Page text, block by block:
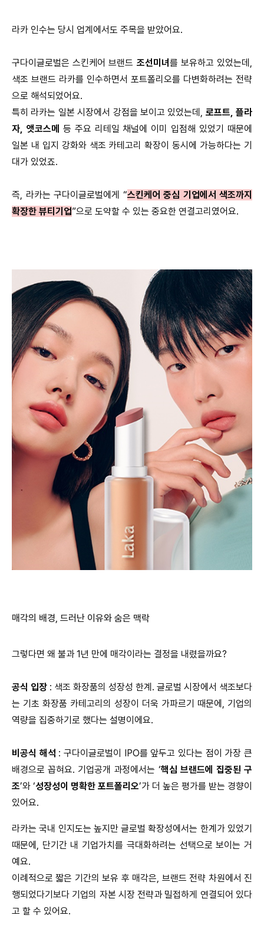
라카 인수는 당시 업계에서도 주목을 받았어요.
구다이글로벌은 스킨케어 브랜드 조선미녀 를 보유하고 있었는데,
색조 브랜드 라카를 인수하면서 포트폴리오를 다변화하려는 전략
으로 해석되었어요.
특히 라카는 일본 시장에서 강점을 보이고 있었는데, 로프트, 플라
자, 앳코스메 등 주요 리테일 채널에 이미 입점해 있었기 때문에
일본 내 입지 강화와 색조 카테고리 확장이 동시에 가능하다는 기
대가 있었죠.
즉, 라카는 구다이글로벌에게 “스킨케어 중심 기업에서 색조까지
확장한 뷰티기업”으로 도약할 수 있는 중요한 연결고리였어요.
매각의 배경, 드러난 이유와 숨은 맥락
그렇다면 왜 불과 1년 만에 매각이라는 결정을 내렸을까요?
공식 입장 : 색조 화장품의 성장성 한계. 글로벌 시장에서 색조보다
는 기초 화장품 카테고리의 성장이 더욱 가파르기 때문에, 기업의
역량을 집중하기로 했다는 설명이에요.
비공식 해석 : 구다이글로벌이 IPO를 앞두고 있다는 점이 가장 큰
배경으로 꼽혀요. 기업공개 과정에서는 ‘핵심 브랜드에 집중된 구
조’와 ‘성장성이 명확한 포트폴리오’가 더 높은 평가를 받는 경향이
있어요.
라카는 국내 인지도는 높지만 글로벌 확장성에서는 한계가 있었기
때문에, 단기간 내 기업가치를 극대화하려는 선택으로 보이는 거
예요.
이례적으로 짧은 기간의 보유 후 매각은, 브랜드 전략 차원에서 진
행되었다기보다 기업의 자본 시장 전략과 밀접하게 연결되어 있다
고 할 수 있어요.